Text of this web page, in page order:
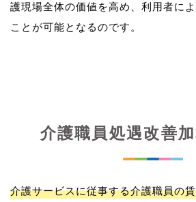
護現場全体の価値を高め、利用者に
介護職員処遇改善
介護サービスに従事する介護職員の